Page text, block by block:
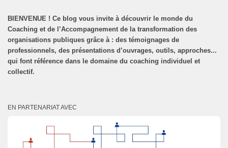
BIENVENUE ! Ce blog vous invite à découvrir le monde du
Coaching et de l’Accompagnement de la transformation des
organisations publiques grâce à : des témoignages de
professionnels, des présentations d’ouvrages, outils, approches...
qui font référence dans le domaine du coaching individuel et
collectif.
EN PARTENARIAT AVEC